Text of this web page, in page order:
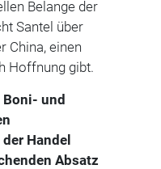
Belange der
Santel über
China, einen
Hoffnung gibt.
Boni- und
Handel
Absatz